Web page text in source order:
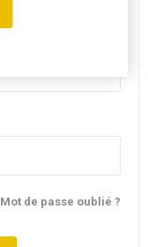
Mot de passe oublié ?